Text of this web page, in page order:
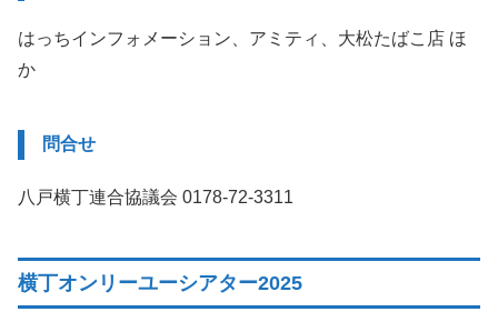
はっちインフォメーション、アミティ、大松たばこ店 ほ
か
問合せ
八戸横丁連合協議会 0178-72-3311
横丁オンリーユーシアター2025